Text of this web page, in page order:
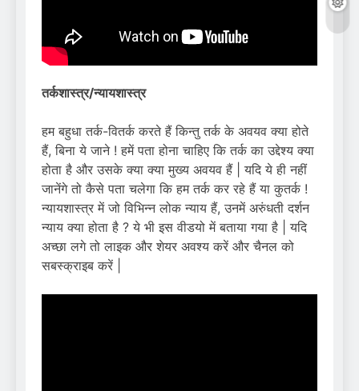
तर्कशास्त्र/न्यायशास्त्र
हम बहुधा तर्क-वितर्क करते हैं किन्तु तर्क के अवयव क्या होते
हैं, बिना ये जाने ! हमें पता होना चाहिए कि तर्क का उद्देश्य क्या
होता है और उसके क्या क्या मुख्य अवयव हैं | यदि ये ही नहीं
जानेंगे तो कैसे पता चलेगा कि हम तर्क कर रहे हैं या कुतर्क !
न्यायशास्त्र में जो विभिन्न लोक न्याय हैं, उनमें अरुंधती दर्शन
न्याय क्या होता है ? ये भी इस वीडयो में बताया गया है | यदि
अच्छा लगे तो लाइक और शेयर अवश्य करें और चैनल को
सबस्क्राइब करें |